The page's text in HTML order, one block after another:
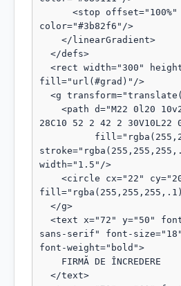
color="#3b82f6"/>
fill="url(#grad)"/>
28C10 52 2 42 2 30V10L22
width="1.5"/>
sans-serif" font-
font-weight="bold">